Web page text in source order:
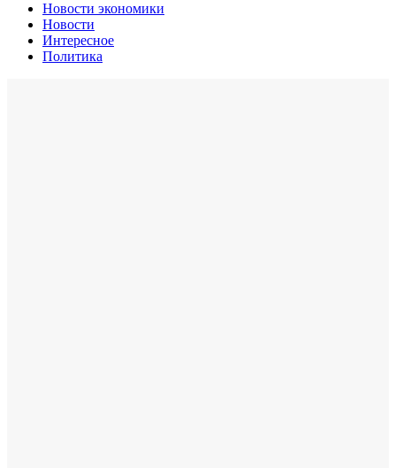
Новости экономики
Новости
Интересное
Политика